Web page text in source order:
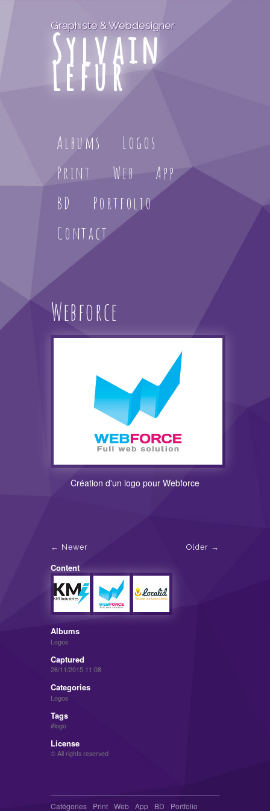
Graphiste & Webdesigner
Sylvain
Lefur
Albums
Logos
Print
Web
App
BD
Portfolio
Contact
Webforce
Création d'un logo pour Webforce
Older
Newer
Content
Albums
Logos
Captured
26/11/2015 11:08
Categories
Logos
Tags
logo
License
© All rights reserved
Catégories Print Web App BD Portfolio